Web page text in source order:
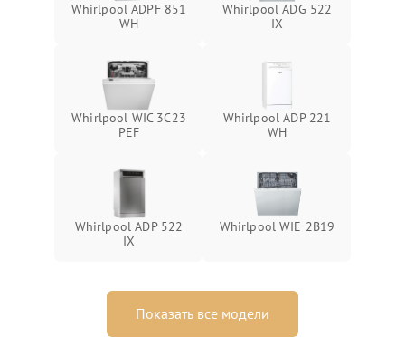
Whirlpool ADPF 851
WH
Whirlpool ADG 522
IX
Whirlpool WIC 3C23
PEF
Whirlpool ADP 221
WH
Whirlpool ADP 522
IX
Whirlpool WIE 2B19
Показать все модели